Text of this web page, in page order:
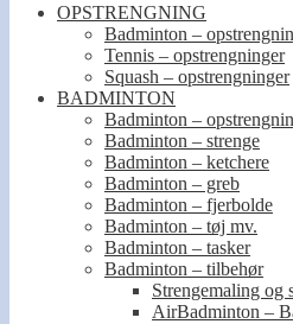
OPSTRENGNING
Badminton –
Tennis – opstrengninger
Squash – opstrengninger
BADMINTON
Badminton –
Badminton – strenge
Badminton – ketchere
Badminton – greb
Badminton – fjerbolde
Badminton – tøj mv.
Badminton – tasker
Badminton – tilbehør
Strengemaling og
AirBadminton –